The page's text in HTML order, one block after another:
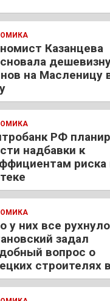
Казанцева
на Масленицу
РФ
надбавки к
риска
у них все
задал
вопрос о
строителях